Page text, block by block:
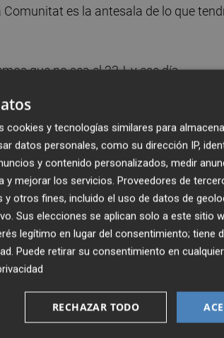
es la antesala de lo que
que no sea el 23J, y ese día
esta campaña la derecha. Viven
ya no es Vox, es el PP", ha señalado.
Carlos Fernández Bielsa
institución que podía alcanzar en
progresistas con representación en
sin un acuerdo
sobre quién
(del PP).
Palacio de Congresos de València,
estar toda la vida. Es un partido serio y
vivito y coleando.Es un partido que
y tecnologías similares para
datos personales, como su dirección IP,
y contenido personalizados, medir
y mejorar los servicios. Proveedores de
otros fines, incluido el uso de datos de
Sus elecciones se aplican solo a este sitio
legítimo en lugar del consentimiento; tiene
. Puede retirar su consentimiento en
RECHAZAR TODO